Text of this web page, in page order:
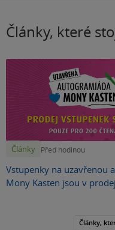
Články, které
Články Před hodinou
Vstupenky na uzavřenou
Mony Kasten jsou v
Články,